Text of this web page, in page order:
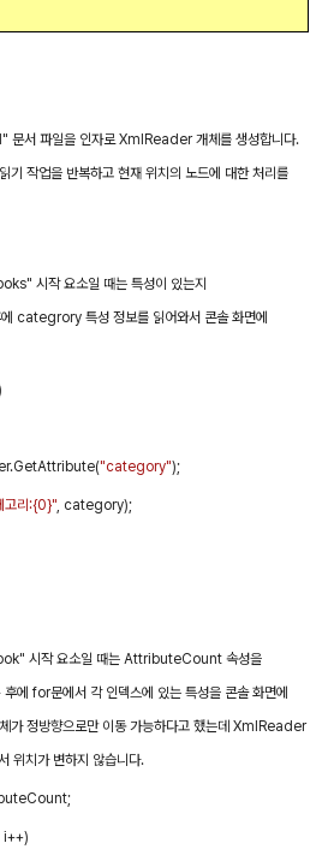
문서 파일을 인자로XmlReader개체를 생성합니다.
기 작업을 반복하고 현재 위치의 노드에 대한 처리를
시작 요소일 때는 특성이 있는지
categrory 특성 정보를 읽어와서 콘솔 화면에
"category");
고리:{0}" , category);
시작 요소일 때는 AttributeCount속성을
에 for문에서 각 인덱스에 있는 특성을 콘솔 화면에
가 정방향으로만 이동 가능하다고 했는데 XmlReader
위치가 변하지 않습니다.